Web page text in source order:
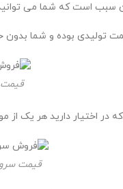
سبب است که شما می
تولیدی بوده و شما بدون
که در اختیار دارید هر
قیمت